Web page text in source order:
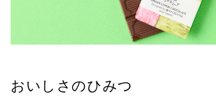
おいしさのひみつ